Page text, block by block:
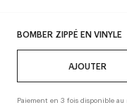
BOMBER ZIPPÉ EN VINYLE
AJOUTER
Paiement en 3 fois disponible